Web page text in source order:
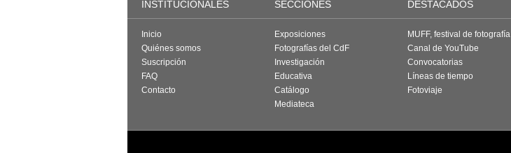
INSTITUCIONALES SECCIONES DESTACADOS
Inicio
Quiénes somos
Suscripción
FAQ
Contacto
Exposiciones
Fotografías del CdF
Investigación
Educativa
Catálogo
Mediateca
MUFF, festival de fotografía
Canal de YouTube
Convocatorias
Líneas de tiempo
Fotoviaje